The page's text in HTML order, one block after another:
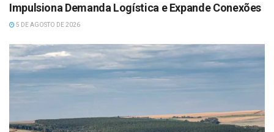
Impulsiona Demanda Logística e Expande Conexões
5 DE AGOSTO DE 2026